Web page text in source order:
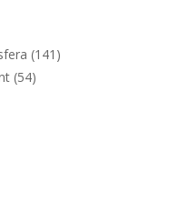
(141)
(54)